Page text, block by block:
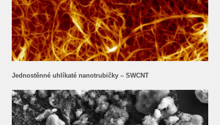
Jednostěnné uhlíkaté nanotrubičky – SWCNT